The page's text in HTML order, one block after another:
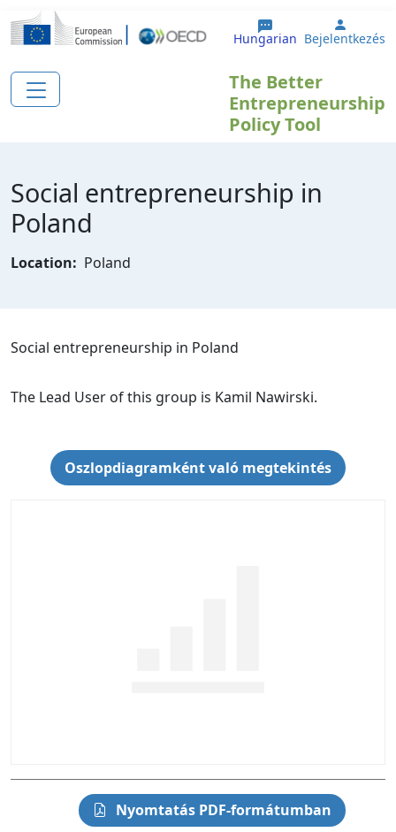
Ugrás a tartalomra
Hungarian User
Bejelentkezés
The Better
Entrepreneurship
Policy Tool
Social entrepreneurship in
Poland
Location: Poland
Social entrepreneurship in Poland
The Lead User of this group is Kamil Nawirski.
Oszlopdiagramként való megtekintés
Nyomtatás PDF-formátumban